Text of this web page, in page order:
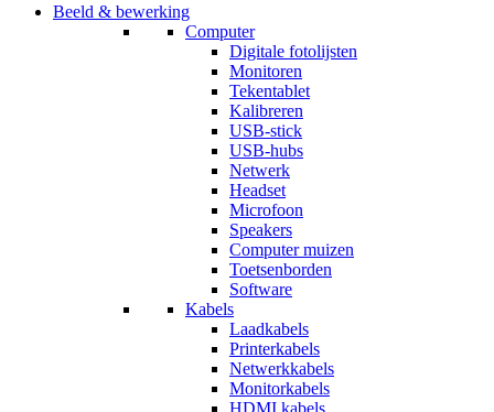
Beeld & bewerking
Computer
Digitale fotolijsten
Monitoren
Tekentablet
Kalibreren
USB-stick
USB-hubs
Netwerk
Headset
Microfoon
Speakers
Computer muizen
Toetsenborden
Software
Kabels
Laadkabels
Printerkabels
Netwerkkabels
Monitorkabels
HDMI kabels